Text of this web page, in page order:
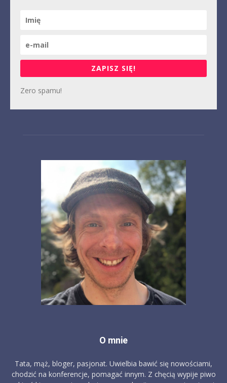
ZAPISZ SIĘ!
Zero spamu!
O mnie
Tata, mąż, bloger, pasjonat. Uwielbia bawić się nowościami,
chodzić na konferencje, pomagać innym. Z chęcią wypije piwo